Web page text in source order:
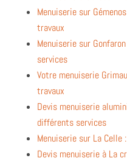
Menuiserie sur
travaux
Menuiserie sur
services
Votre menuiserie
travaux
Devis menuiserie
différents services
Menuiserie sur La
Devis menuiserie à La